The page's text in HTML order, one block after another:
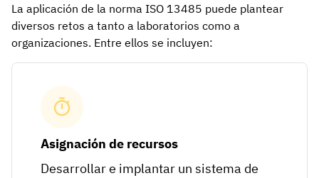
La aplicación de la norma ISO 13485 puede plantear
diversos retos a tanto a laboratorios como a
organizaciones. Entre ellos se incluyen:
Asignación de recursos
Desarrollar e implantar un sistema de